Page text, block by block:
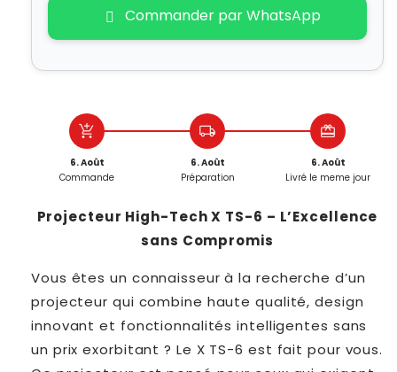
Commander par WhatsApp
add_shopping_cart
6. Août
Commande
local_shipping
6. Août
Préparation
redeem
6. Août
Livré le meme jour
Projecteur High-Tech X TS-6 – L’Excellence
sans Compromis
Vous êtes un connaisseur à la recherche d’un
projecteur qui combine haute qualité, design
innovant et fonctionnalités intelligentes sans
un prix exorbitant ? Le X TS-6 est fait pour vous.